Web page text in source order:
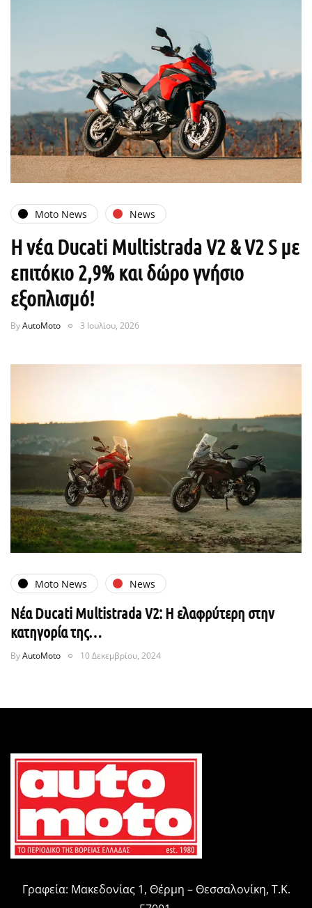
Moto News News
Η νέα Ducati Multistrada V2 & V2 S με
επιτόκιο 2,9% και δώρο γνήσιο
εξοπλισμό!
ByAutoMoto 3 Ιουλίου, 2026
Moto News News
Νέα Ducati Multistrada V2: Η ελαφρύτερη στην
κατηγορία της…
ByAutoMoto 10 Δεκεμβρίου, 2024
Γραφεία: Μακεδονίας 1, Θέρμη – Θεσσαλονίκη, Τ.Κ.